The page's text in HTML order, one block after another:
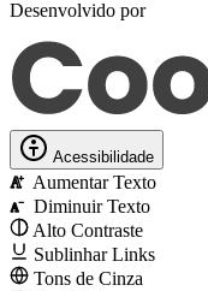
Desenvolvido por
Acessibilidade
A Aumentar Texto
A
Diminuir Texto
Alto Contraste
Sublinhar Links
Tons de Cinza